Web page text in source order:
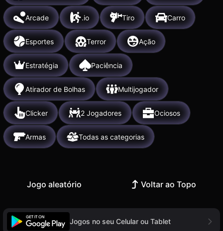
Arcade .io Tiro Carro
Esportes Terror Ação
Estratégia Paciência
Atirador de Bolhas Multijogador
Clicker 2 Jogadores Ociosos
Armas Todas as categorias
Jogo aleatório Voltar ao Topo
Jogos no seu Celular ou Tablet